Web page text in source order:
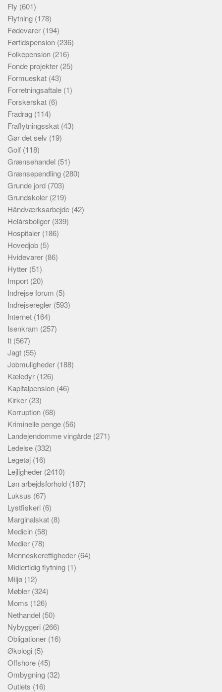
Fly (601)
Flytning (178)
Fødevarer (194)
Førtidspension (236)
Folkepension (216)
Fonde projekter (25)
Formueskat (43)
Forretningsaftale (1)
Forskerskat (6)
Fradrag (114)
Fraflytningsskat (43)
Gør det selv (19)
Golf (118)
Grænsehandel (51)
Grænsependling (280)
Grunde jord (703)
Grundskoler (219)
Håndværksarbejde (42)
Helårsboliger (339)
Hospitaler (186)
Hovedjob (5)
Hvidevarer (86)
Hytter (51)
Import (20)
Indrejse forum (5)
Indrejseregler (593)
Internet (164)
Isenkram (257)
It (567)
Jagt (55)
Jobmuligheder (188)
Kæledyr (126)
Kapitalpension (46)
Kirker (23)
Korruption (68)
Kriminelle penge (56)
Landejendomme vingårde (271)
Ledelse (332)
Legetøj (16)
Lejligheder (2410)
Løn arbejdsforhold (187)
Luksus (67)
Lystfiskeri (6)
Marginalskat (8)
Medicin (58)
Medier (78)
Menneskerettigheder (64)
Midlertidig flytning (1)
Miljø (12)
Møbler (324)
Moms (126)
Nethandel (50)
Nybyggeri (266)
Obligationer (16)
Økologi (5)
Offshore (45)
Ombygning (32)
Outlets (16)